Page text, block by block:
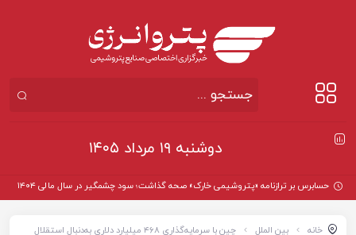
دوشنبه ۱۹ مرداد ۱۴۰۵
حسابرس بر ترازنامه «پتروشیمی خارک» صحه گذاشت؛ سود چشمگیر در سال مالی ۱۴۰۴
خانه بین الملل
چین با سرمایه‌گذاری ۴۶۸ میلیارد دلاری به‌دنبال استقلال